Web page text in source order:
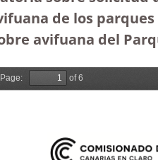
de los
avifuana del